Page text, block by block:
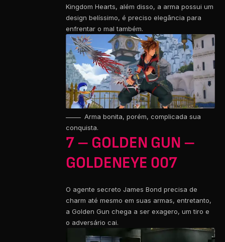
Kingdom Hearts, além disso, a arma possui um
design belíssimo, é preciso elegância para
enfrentar o mal também.
Arma bonita, porém, complicada sua
conquista.
7 – GOLDEN GUN –
GOLDENEYE 007
O agente secreto James Bond precisa de
charm até mesmo em suas armas, entretanto,
a Golden Gun chega a ser exagero, um tiro e
o adversário cai.